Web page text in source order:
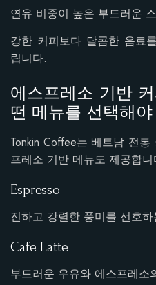
연유 비중이 높은 부드러운
강한 커피보다 달콤한 음료
립니다.
에스프레소 기반
떤 메뉴를 선택해
Tonkin Coffee는 베트남 전
프레소 기반 메뉴도 제공합니
Espresso
진하고 강렬한 풍미를 선호
Cafe Latte
부드러운 우유와 에스프레소